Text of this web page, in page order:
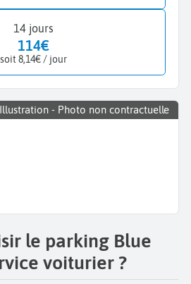
14 jours
114€
soit 8,14€ / jour
Illustration - Photo non contractuelle
le parking Blue
voiturier ?